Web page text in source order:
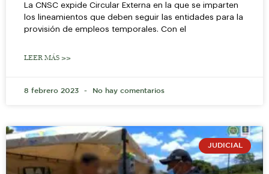
La CNSC expide Circular Externa en la que se imparten
los lineamientos que deben seguir las entidades para la
provisión de empleos temporales. Con el
LEER MÁS >>
8 febrero 2023 No hay comentarios
JUDICIAL